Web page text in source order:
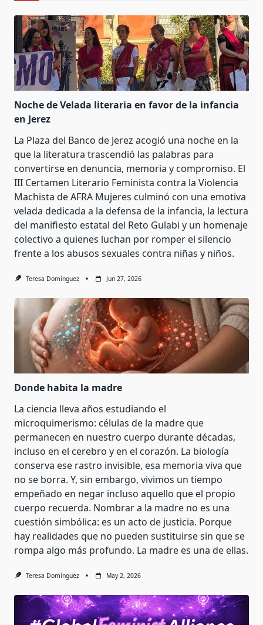
Noche de Velada literaria en favor de la infancia
en Jerez
La Plaza del Banco de Jerez acogió una noche en la
que la literatura trascendió las palabras para
convertirse en denuncia, memoria y compromiso. El
III Certamen Literario Feminista contra la Violencia
Machista de AFRA Mujeres culminó con una emotiva
velada dedicada a la defensa de la infancia, la lectura
del manifiesto estatal del Reto Gulabi y un homenaje
colectivo a quienes luchan por romper el silencio
frente a los abusos sexuales contra niñas y niños.
Teresa Domínguez Jun 27, 2026
Donde habita la madre
La ciencia lleva años estudiando el
microquimerismo: células de la madre que
permanecen en nuestro cuerpo durante décadas,
incluso en el cerebro y en el corazón. La biología
conserva ese rastro invisible, esa memoria viva que
no se borra. Y, sin embargo, vivimos un tiempo
empeñado en negar incluso aquello que el propio
cuerpo recuerda. Nombrar a la madre no es una
cuestión simbólica: es un acto de justicia. Porque
hay realidades que no pueden sustituirse sin que se
rompa algo más profundo. La madre es una de ellas.
Teresa Domínguez May 2, 2026